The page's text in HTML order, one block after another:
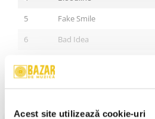
Acest site utilizează cookie-uri
5
Fake Smile
6
Bad Idea
8
Stare Disc:Near Mint (NM or M-)